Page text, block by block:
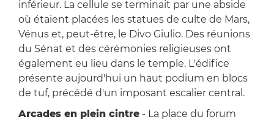
inférieur. La cellule se terminait par une abside
où étaient placées les statues de culte de Mars,
Vénus et, peut-être, le Divo Giulio. Des réunions
du Sénat et des cérémonies religieuses ont
également eu lieu dans le temple. L'édifice
présente aujourd'hui un haut podium en blocs
de tuf, précédé d'un imposant escalier central.
Arcades en plein cintre- La place du forum